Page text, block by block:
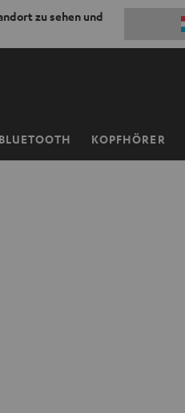
zu sehen und
BLUETOOTH KOPFHÖRER